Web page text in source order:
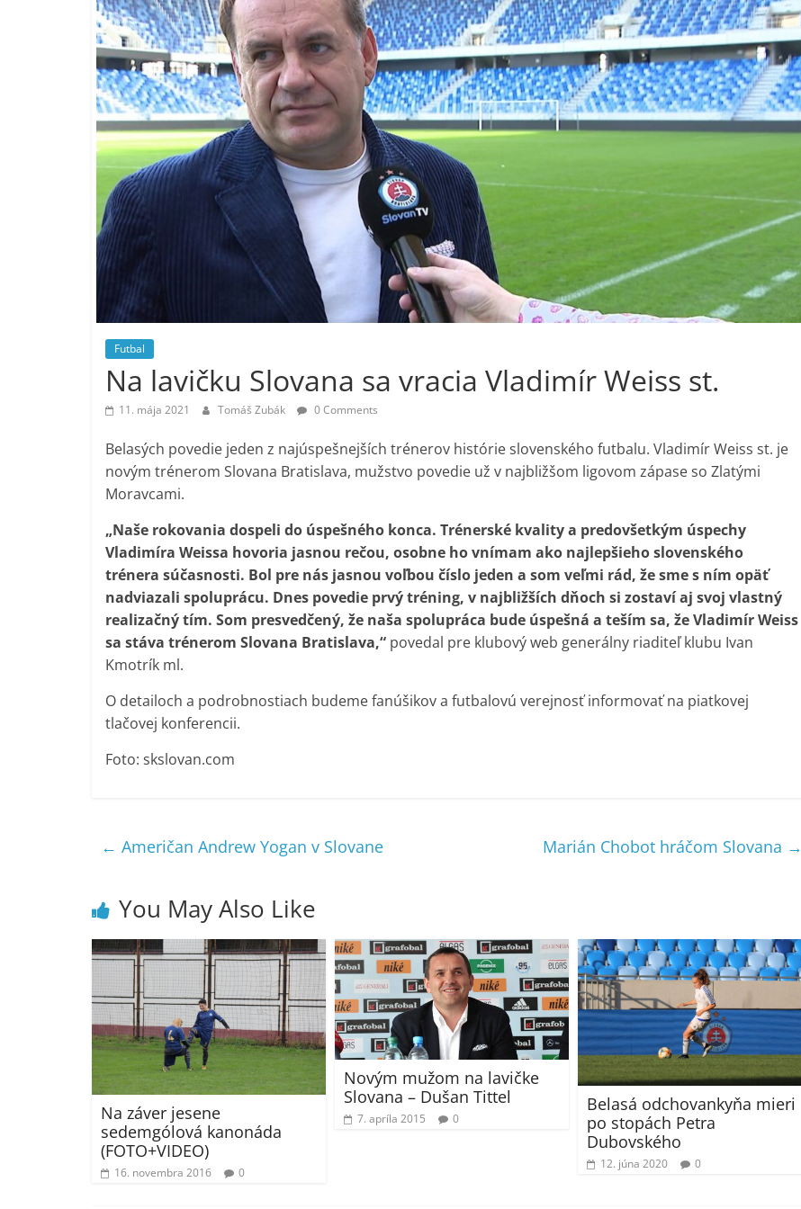
Futbal
Na lavičku Slovana sa vracia Vladimír Weiss st.
11. mája 2021 Tomáš Zubák 0 Comments
Belasých povedie jeden z najúspešnejších trénerov histórie slovenského futbalu. Vladimír Weiss st. je
novým trénerom Slovana Bratislava, mužstvo povedie už v najbližšom ligovom zápase so Zlatými
Moravcami.
„Naše rokovania dospeli do úspešného konca. Trénerské kvality a predovšetkým úspechy
Vladimíra Weissa hovoria jasnou rečou, osobne ho vnímam ako najlepšieho slovenského
trénera súčasnosti. Bol pre nás jasnou voľbou číslo jeden a som veľmi rád, že sme s ním opäť
nadviazali spoluprácu. Dnes povedie prvý tréning, v najbližších dňoch si zostaví aj svoj vlastný
realizačný tím. Som presvedčený, že naša spolupráca bude úspešná a teším sa, že Vladimír Weiss
sa stáva trénerom Slovana Bratislava,“ povedal pre klubový web generálny riaditeľ klubu Ivan
Kmotrík ml.
O detailoch a podrobnostiach budeme fanúšikov a futbalovú verejnosť informovať na piatkovej
tlačovej konferencii.
Foto: skslovan.com
← Američan Andrew Yogan v Slovane Marián Chobot hráčom Slovana →
You May Also Like
Na záver jesene
sedemgólová kanonáda
(FOTO+VIDEO)
16. novembra 2016 0
Novým mužom na lavičke
Slovana – Dušan Tittel
7. apríla 2015 0
Belasá odchovankyňa mieri
po stopách Petra
Dubovského
12. júna 2020 0